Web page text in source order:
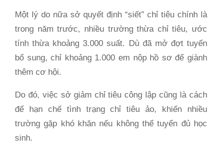
Một lý do nữa sở quyết định “siết” chỉ tiêu chính là
trong năm trước, nhiều trường thừa chỉ tiêu, ước
tính thừa khoảng 3.000 suất. Dù đã mở đợt tuyển
bổ sung, chỉ khoảng 1.000 em nộp hồ sơ để giành
thêm cơ hội.
Do đó, việc sở giảm chỉ tiêu công lập cũng là cách
để hạn chế tình trạng chỉ tiêu ảo, khiến nhiều
trường gặp khó khăn nếu không thể tuyển đủ học
sinh.